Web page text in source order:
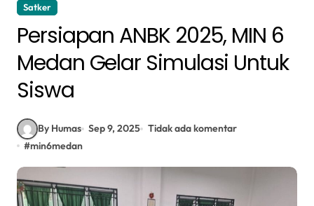
Satker
Persiapan ANBK 2025, MIN 6
Medan Gelar Simulasi Untuk
Siswa
By Humas Sep 9, 2025 Tidak ada komentar
#min6medan